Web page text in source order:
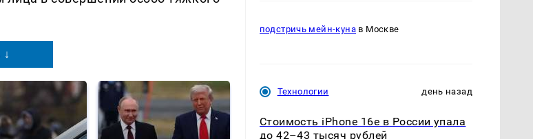
подстричь мейн-куна в Москве
Технологии день назад
Стоимость iPhone 16e в России упала
до 42–43 тысяч рублей